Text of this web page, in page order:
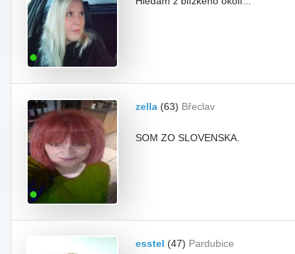
zella (63) Břeclav
SOM ZO SLOVENSKA.
esstel (47) Pardubice